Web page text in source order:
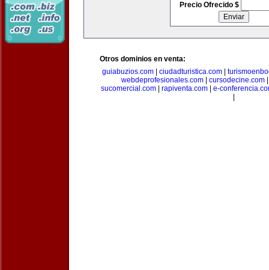
Precio Ofrecido $
Otros dominios en venta:
guiabuzios.com| ciudadturistica.com|
webdeprofesionales.com| cursodecine.com
sucomercial.com
rapiventa.com
e-